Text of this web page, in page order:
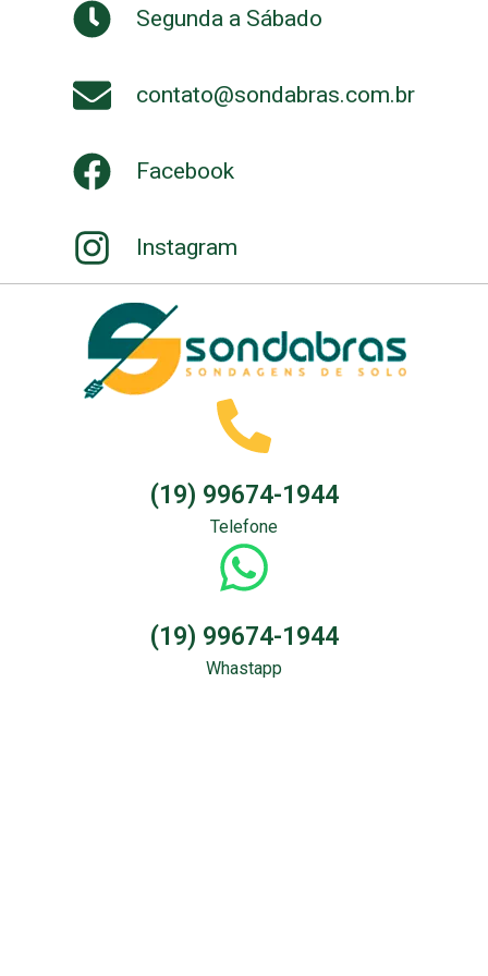
Segunda a Sábado
contato@sondabras.com.br
Facebook
Instagram
(19) 99674-1944
Telefone
(19) 99674-1944
Whastapp